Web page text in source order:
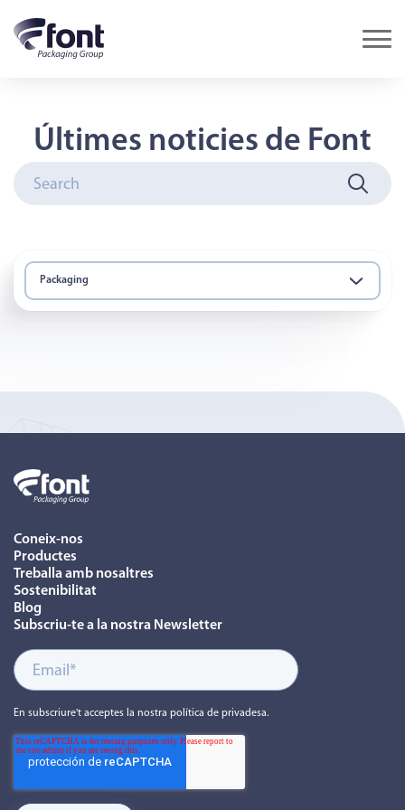
Últimes noticies de Font
Packaging
Coneix-nos
Productes
Treballa amb nosaltres
Sostenibilitat
Blog
Subscriu-te a la nostra Newsletter
En subscriure't acceptes la nostra política de privadesa.